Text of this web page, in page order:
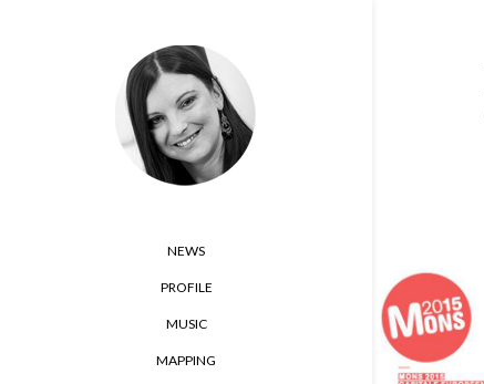
NEWS
PROFILE
MUSIC
MAPPING